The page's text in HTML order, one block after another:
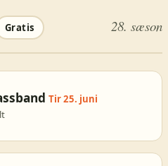
Gratis 28. sæson
Tir 25. juni